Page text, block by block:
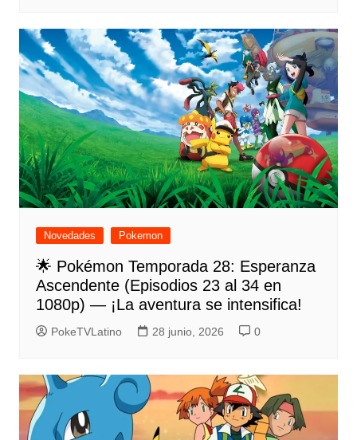
Novedades Pokemon
🌟 Pokémon Temporada 28: Esperanza
Ascendente (Episodios 23 al 34 en
1080p) — ¡La aventura se intensifica!
PokeTVLatino 28 junio, 2026 0